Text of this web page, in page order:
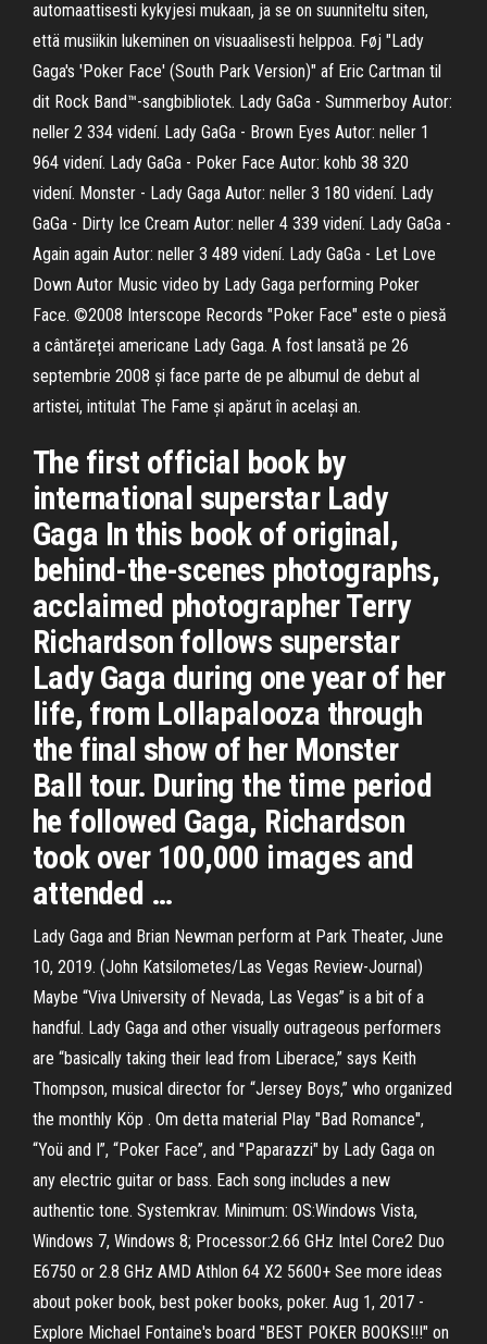
automaattisesti kykyjesi mukaan, ja se on suunniteltu siten,
että musiikin lukeminen on visuaalisesti helppoa. Føj "Lady
Gaga's 'Poker Face' (South Park Version)" af Eric Cartman til
dit Rock Band™-sangbibliotek. Lady GaGa - Summerboy Autor:
neller 2 334 videní. Lady GaGa - Brown Eyes Autor: neller 1
964 videní. Lady GaGa - Poker Face Autor: kohb 38 320
videní. Monster - Lady Gaga Autor: neller 3 180 videní. Lady
GaGa - Dirty Ice Cream Autor: neller 4 339 videní. Lady GaGa -
Again again Autor: neller 3 489 videní. Lady GaGa - Let Love
Down Autor Music video by Lady Gaga performing Poker
Face. ©2008 Interscope Records "Poker Face" este o piesă
a cântăreței americane Lady Gaga. A fost lansată pe 26
septembrie 2008 și face parte de pe albumul de debut al
artistei, intitulat The Fame și apărut în același an.
The first official book by
international superstar Lady
Gaga In this book of original,
behind-the-scenes photographs,
acclaimed photographer Terry
Richardson follows superstar
Lady Gaga during one year of her
life, from Lollapalooza through
the final show of her Monster
Ball tour. During the time period
he followed Gaga, Richardson
took over 100,000 images and
attended …
Lady Gaga and Brian Newman perform at Park Theater, June
10, 2019. (John Katsilometes/Las Vegas Review-Journal)
Maybe “Viva University of Nevada, Las Vegas” is a bit of a
handful. Lady Gaga and other visually outrageous performers
are “basically taking their lead from Liberace,” says Keith
Thompson, musical director for “Jersey Boys,” who organized
the monthly Köp . Om detta material Play "Bad Romance",
“Yoü and I”, “Poker Face”, and "Paparazzi" by Lady Gaga on
any electric guitar or bass. Each song includes a new
authentic tone. Systemkrav. Minimum: OS:Windows Vista,
Windows 7, Windows 8; Processor:2.66 GHz Intel Core2 Duo
E6750 or 2.8 GHz AMD Athlon 64 X2 5600+ See more ideas
about poker book, best poker books, poker. Aug 1, 2017 -
Explore Michael Fontaine's board "BEST POKER BOOKS!!!" on